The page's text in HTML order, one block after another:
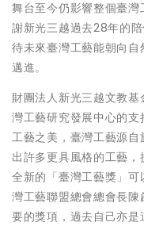
舞台至今仍影響整個臺
謝新光三越過去28年的
待未來臺灣工藝能朝向
邁進。
財團法人新光三越文教
灣工藝研究發展中心的
工藝之美，臺灣工藝源
出許多更具風格的工藝
全新的「臺灣工藝獎」
灣工藝聯盟總會總會長
要的獎項，過去自己亦是